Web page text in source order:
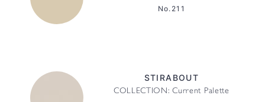
No.211
STIRABOUT
COLLECTION: Current Palette